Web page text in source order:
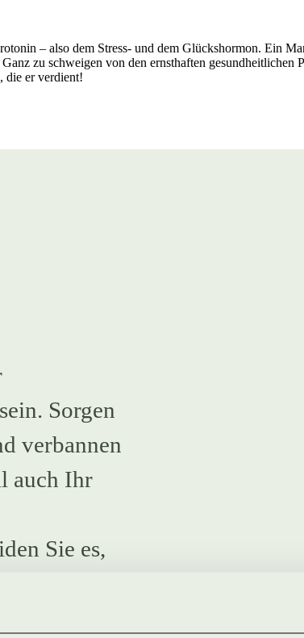
– also dem Stress- und dem Glückshormon. Ein
zu schweigen von den ernsthaften gesundheitlichen
die er verdient!
Sorgen
verbannen
auch Ihr
Sie es,
auf
den Tag